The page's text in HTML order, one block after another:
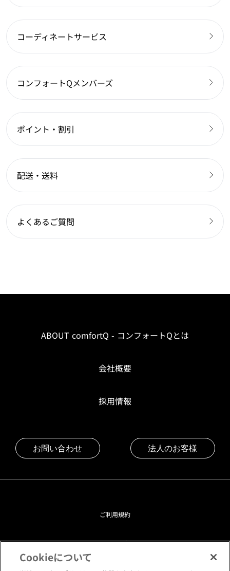
コーディネートサービス
コンフォートQメンバーズ
ポイント・割引
配送・送料
よくあるご質問
ABOUT comfortQ - コンフォートQとは
会社概要
採用情報
お問い合わせ 法人のお客様
ご利用規約
プライバシーポリシー
Cookieについて